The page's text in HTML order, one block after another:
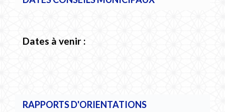
Dates à venir :
RAPPORTS D'ORIENTATIONS